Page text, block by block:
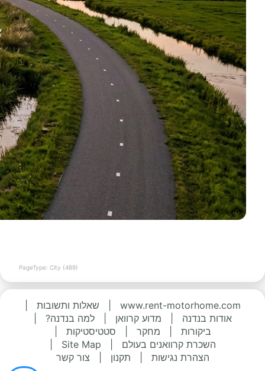
PageType: City (489)
www.rent-motorhome.com שאלות ותשובות
אודות בנדנה
מדוע קרוואן למה בנדנה?
ביקורות
מחקר סטטיסטיקות
השכרת קרוואנים בעולם
Site Map
הצהרת נגישות
תקנון צור קשר